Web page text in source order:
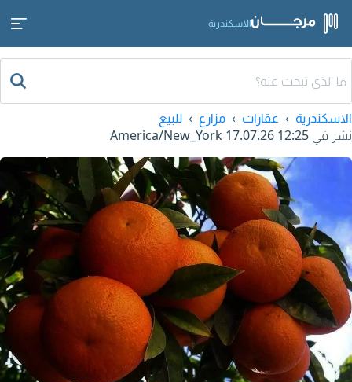
الاسكندرية
الاسكندرية عقارات مزارع
للبيع
نشر في 17.07.26 12:25